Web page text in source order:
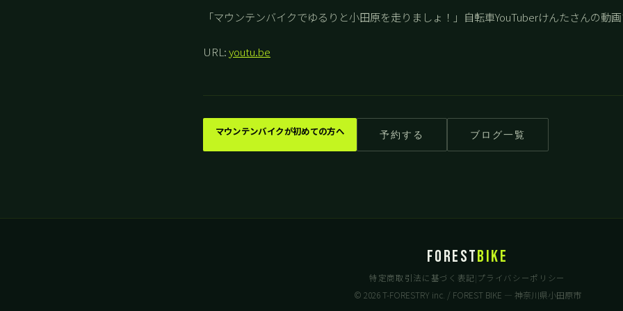
「マウンテンバイクでゆるりと小田原を走りましょ！」自転車YouTuberけんたさんの動
URL:youtu.be
マウンテンバイクが初めての方へ 予約する ブログ一覧
FORESTBIKE
特定商取引法に基づく表記| プライバシーポリシー
© 2026 T-FORESTRY inc. / FOREST BIKE — 神奈川県小田原市